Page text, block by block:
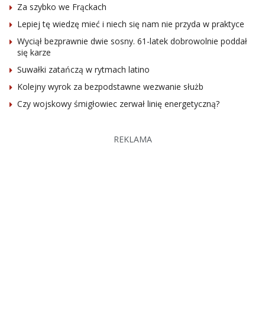
Za szybko we Frąckach
Lepiej tę wiedzę mieć i niech się nam nie przyda w praktyce
Wyciął bezprawnie dwie sosny. 61-latek dobrowolnie poddał
się karze
Suwałki zatańczą w rytmach latino
Kolejny wyrok za bezpodstawne wezwanie służb
Czy wojskowy śmigłowiec zerwał linię energetyczną?
REKLAMA